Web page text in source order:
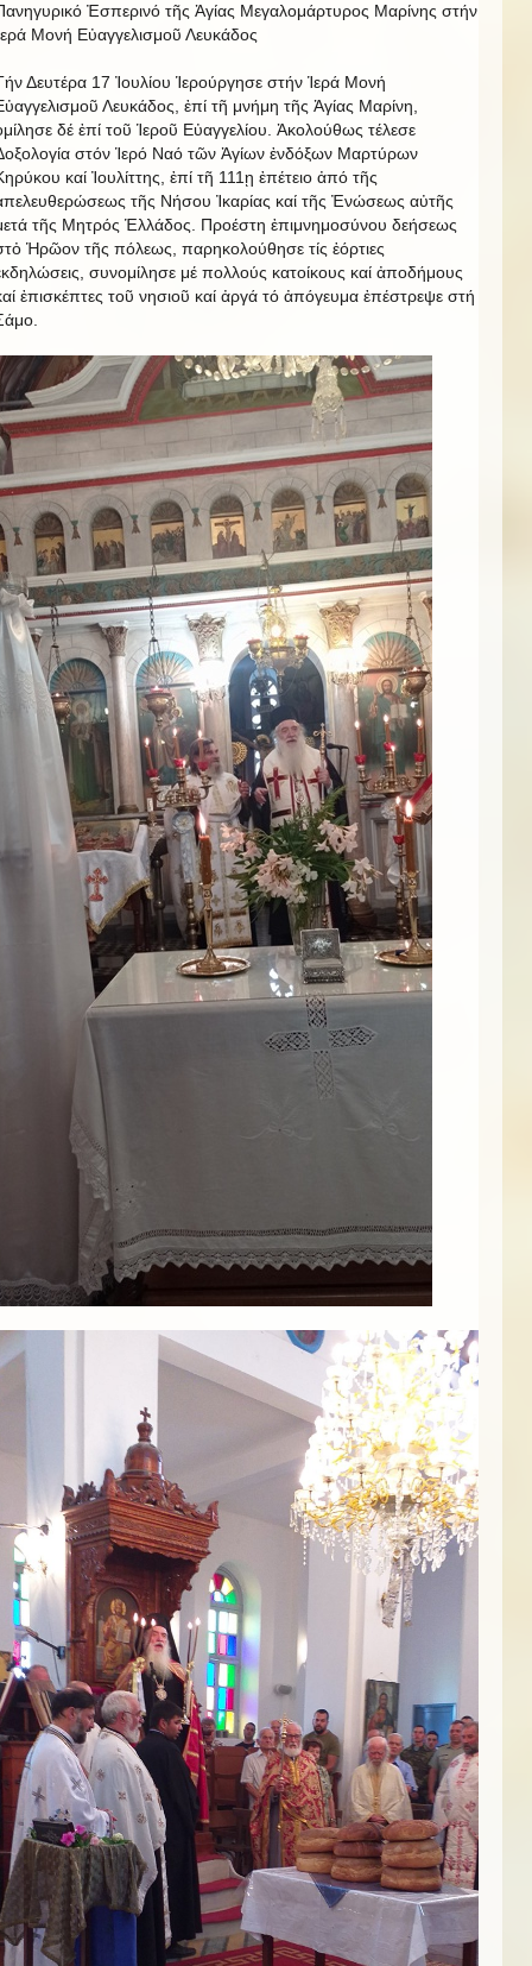
Ἐσπερινό τῆς Ἁγίας Μεγαλομάρτυρος Μαρίνης στήν
Μονή Εὐαγγελισμοῦ Λευκάδος
Δευτέρα 17 Ἰουλίου Ἱερούργησε στήν Ἱερά Μονή
Λευκάδος, ἐπί τῆ μνήμη τῆς Ἁγίας Μαρίνη,
δέ ἐπί τοῦ Ἱεροῦ Εὐαγγελίου. Ἀκολούθως τέλεσε
στόν Ἱερό Ναό τῶν Ἁγίων ἐνδόξων Μαρτύρων
καί Ἰουλίττης, ἐπί τῆ 111ῃ ἐπέτειο ἀπό τῆς
τῆς Νήσου Ἰκαρίας καί τῆς Ἐνώσεως αὐτῆς
τῆς Μητρός Ἑλλάδος. Προέστη ἐπιμνημοσύνου δεήσεως
Ἡρῶον τῆς πόλεως, παρηκολούθησε τίς ἑόρτιες
συνομίλησε μέ πολλούς κατοίκους καί ἀποδήμους
ἐπισκέπτες τοῦ νησιοῦ καί ἀργά τό ἀπόγευμα ἐπέστρεψε στή